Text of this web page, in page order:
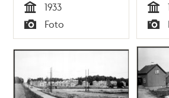
Tid
1933
Typ
Foto Tid
Typ